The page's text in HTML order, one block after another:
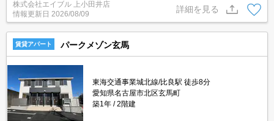
費の1ヶ月分発生。
株式会社エイブル 上小田井店
情報更新日 2026/08/09
詳細を見る
賃貸アパート パークメゾン玄馬
東海交通事業城北線/比良駅 徒歩8分
愛知県名古屋市北区玄馬町
築1年
2階建